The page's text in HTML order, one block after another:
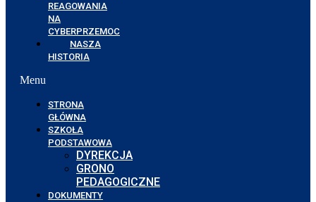
REAGOWANIA
NA
CYBERPRZEMOC
NASZA
HISTORIA
Menu
STRONA
GŁÓWNA
SZKOŁA
PODSTAWOWA
DYREKCJA
GRONO
PEDAGOGICZNE
DOKUMENTY